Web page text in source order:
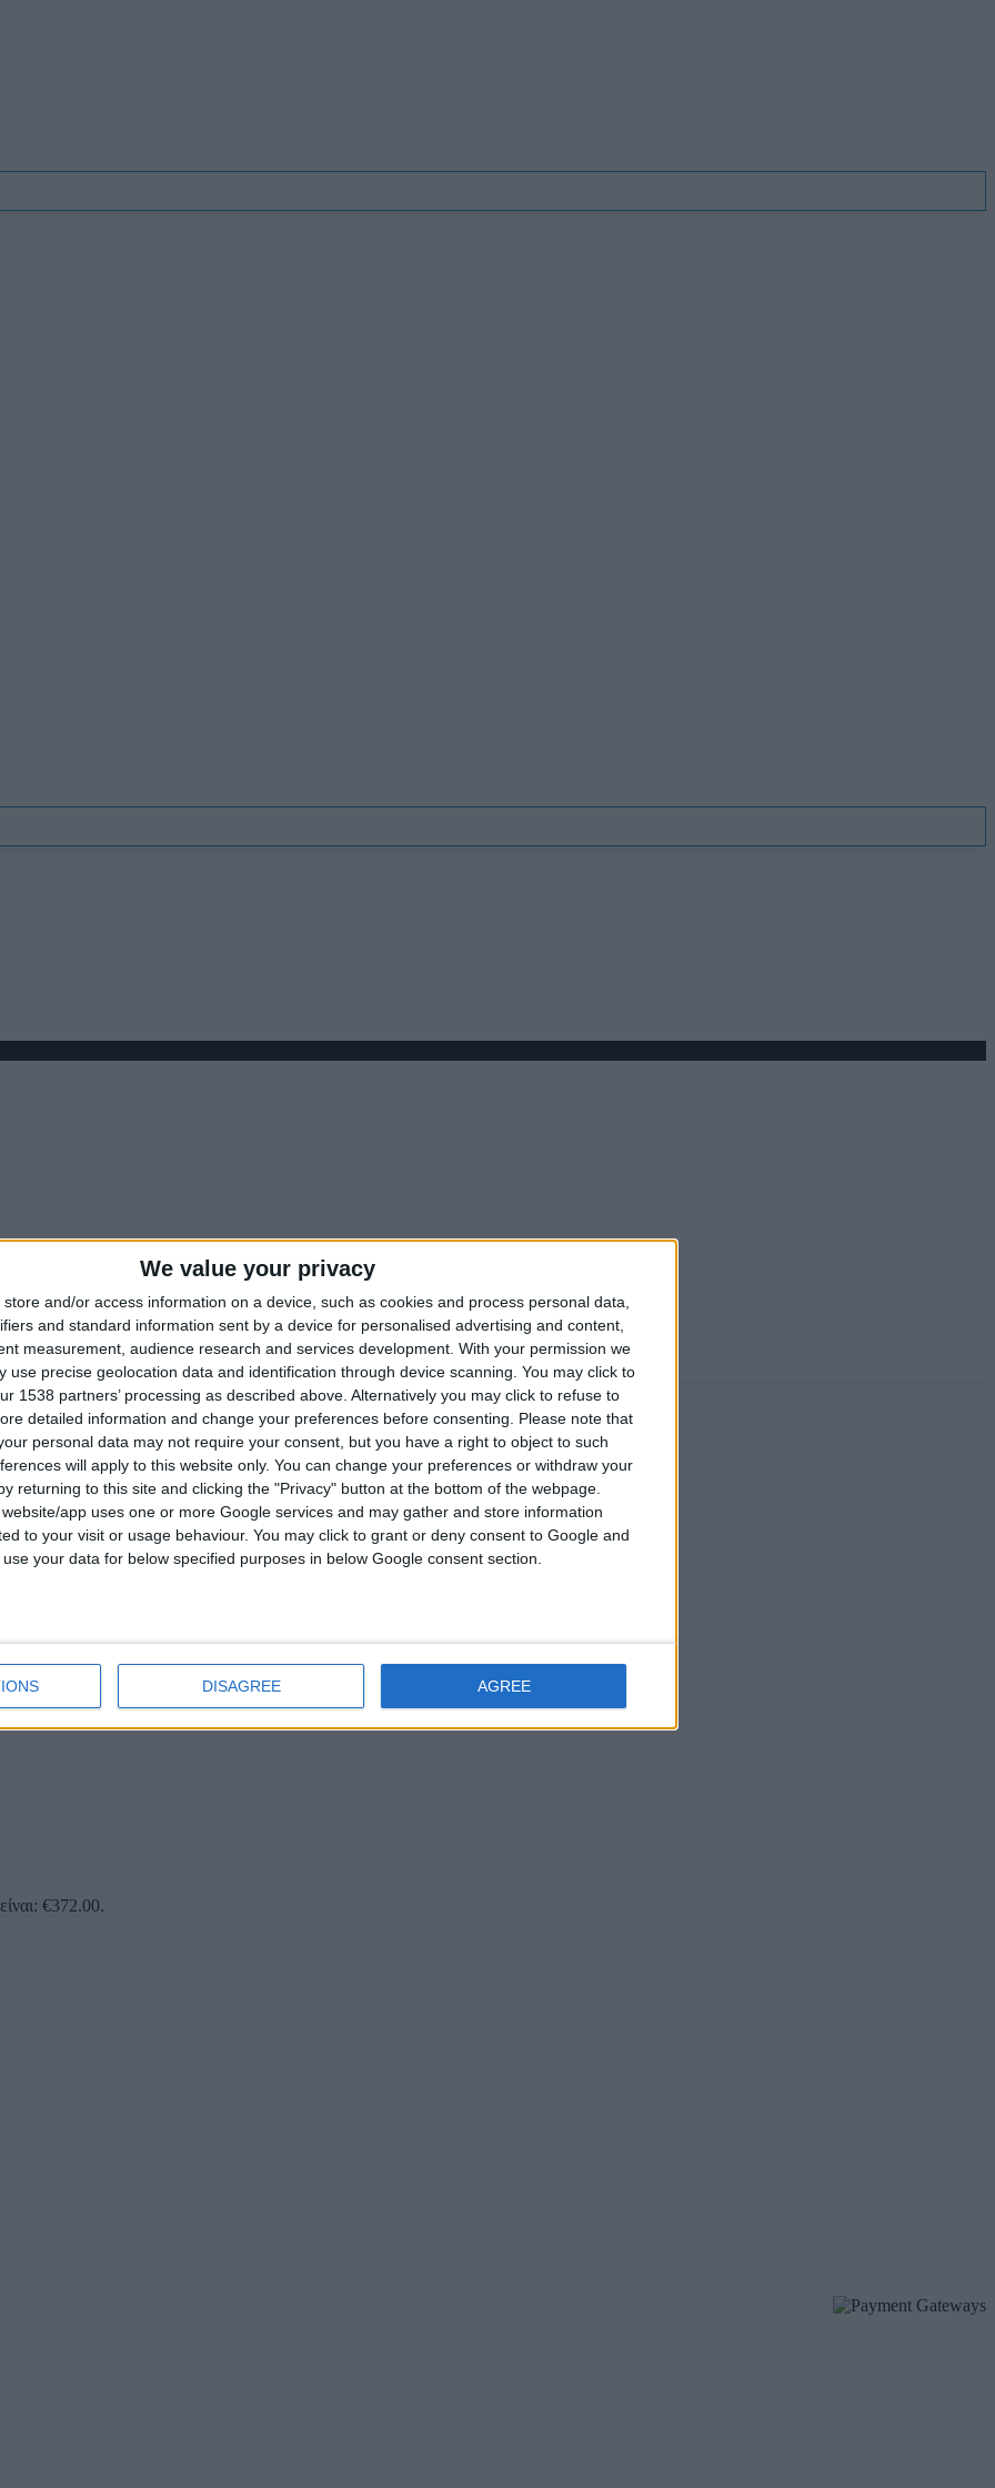
We value your privacy
store and/or access information on a device, such as cookies and process personal data,
and standard information sent by a device for personalised advertising and content,
measurement, audience research and services development. With your permission we
use precise geolocation data and identification through device scanning. You may click to
1538 partners’ processing as described above. Alternatively you may click to refuse to
detailed information and change your preferences before consenting.
Please note that
personal data may not require your consent, but you have a right to object to such
will apply to this website only. You can change your preferences or withdraw your
returning to this site and clicking the "Privacy" button at the bottom of the webpage.
app uses one or more Google services and may gather and store information
to your visit or usage behaviour. You may click to grant or deny consent to Google and
your data for below specified purposes in below Google consent section.
DISAGREE AGREE
€372.00.
€372.00.